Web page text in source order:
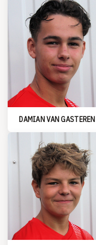
DAMIAN VAN GASTEREN